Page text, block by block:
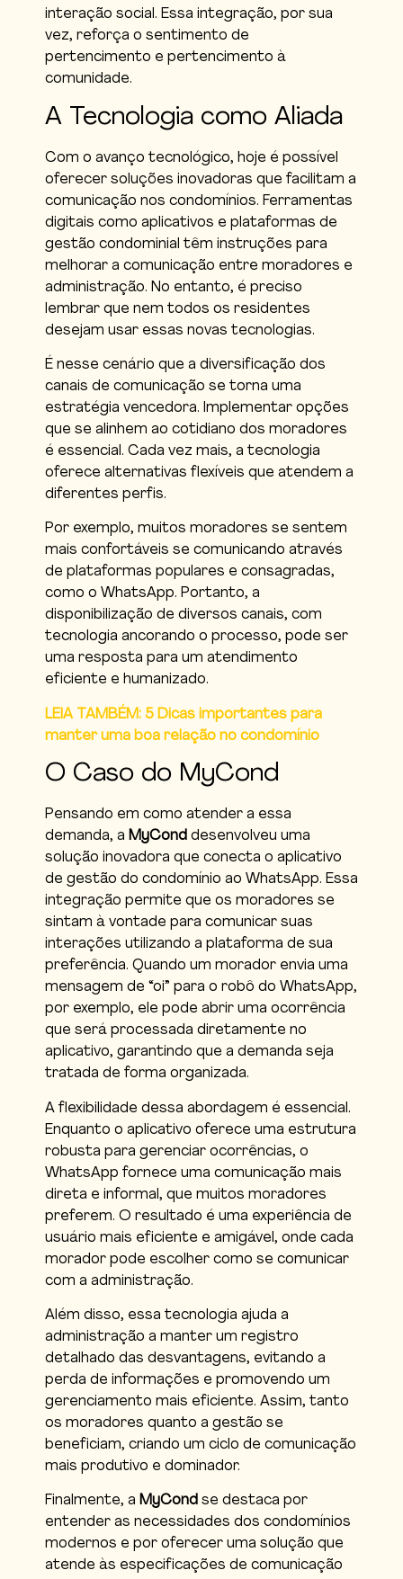
interação social. Essa integração, por sua
vez, reforça o sentimento de
pertencimento e pertencimento à
comunidade.
A Tecnologia como Aliada
Com o avanço tecnológico, hoje é possível
oferecer soluções inovadoras que facilitam a
comunicação nos condomínios. Ferramentas
digitais como aplicativos e plataformas de
gestão condominial têm instruções para
melhorar a comunicação entre moradores e
administração. No entanto, é preciso
lembrar que nem todos os residentes
desejam usar essas novas tecnologias.
É nesse cenário que a diversificação dos
canais de comunicação se torna uma
estratégia vencedora. Implementar opções
que se alinhem ao cotidiano dos moradores
é essencial. Cada vez mais, a tecnologia
oferece alternativas flexíveis que atendem a
diferentes perfis.
Por exemplo, muitos moradores se sentem
mais confortáveis ​​se comunicando através
de plataformas populares e consagradas,
como o WhatsApp. Portanto, a
disponibilização de diversos canais, com
tecnologia ancorando o processo, pode ser
uma resposta para um atendimento
eficiente e humanizado.
LEIA TAMBÉM: 5 Dicas importantes para
manter uma boa relação no condomínio
O Caso do MyCond
Pensando em como atender a essa
demanda, a MyCond desenvolveu uma
solução inovadora que conecta o aplicativo
de gestão do condomínio ao WhatsApp. Essa
integração permite que os moradores se
sintam à vontade para comunicar suas
interações utilizando a plataforma de sua
preferência. Quando um morador envia uma
mensagem de “oi” para o robô do WhatsApp,
por exemplo, ele pode abrir uma ocorrência
que será processada diretamente no
aplicativo, garantindo que a demanda seja
tratada de forma organizada.
A flexibilidade dessa abordagem é essencial.
Enquanto o aplicativo oferece uma estrutura
robusta para gerenciar ocorrências, o
WhatsApp fornece uma comunicação mais
direta e informal, que muitos moradores
preferem. O resultado é uma experiência de
usuário mais eficiente e amigável, onde cada
morador pode escolher como se comunicar
com a administração.
Além disso, essa tecnologia ajuda a
administração a manter um registro
detalhado das desvantagens, evitando a
perda de informações e promovendo um
gerenciamento mais eficiente. Assim, tanto
os moradores quanto a gestão se
beneficiam, criando um ciclo de comunicação
mais produtivo e dominador.
Finalmente, a MyCond se destaca por
entender as necessidades dos condomínios
modernos e por oferecer uma solução que
atende às especificações de comunicação